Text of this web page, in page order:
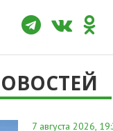
7 августа 2026,